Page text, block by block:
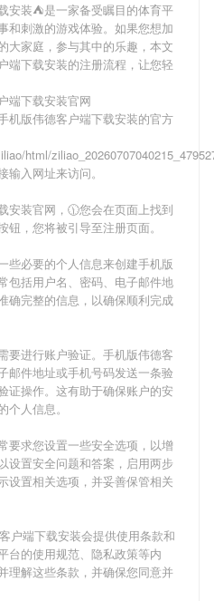
安装⛺是一家备受瞩目的体育平
和刺激的游戏体验。如果您想加
大家庭，参与其中的乐趣，本文
端下载安装的注册流程，让您轻
端下载安装官网
机版伟德客户端下载安装的官方
html/
入网址来访问。
安装官网，🕦您会在页面上找到
，您将被引导至注册页面。
些必要的个人信息来创建手机版
包括用户名、密码、电子邮件地
确完整的信息，以确保顺利完成
要进行账户验证。 手机版伟德客
邮件地址或手机号码发送一条验
证操作。这有助于确保账户的安
人信息。
要求您设置一些安全选项，以增
设置安全问题和答案，启用两步
设置相关选项，并妥善保管相关
户端下载安装会提供使用条款和
台的使用规范、隐私政策等内
理解这些条款，并确保您同意并